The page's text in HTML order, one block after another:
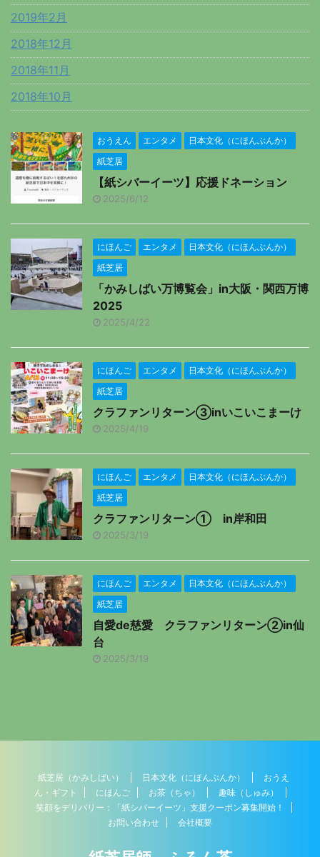
2019年2月
2018年12月
2018年11月
2018年10月
おうえん エンタメ
日本文化（にほんぶんか）
紙芝居
【紙シバーイーツ】応援ドネーション
2025/6/12
にほんご エンタメ
日本文化（にほんぶんか）
紙芝居
「かみしばい万博覧会」in大阪・関西万博
2025
2025/4/22
にほんご エンタメ
日本文化（にほんぶんか）
紙芝居
クラファンリターン③inいこいこまーけ
2025/4/19
にほんご エンタメ
日本文化（にほんぶんか）
紙芝居
クラファンリターン① in岸和田
2025/3/19
にほんご エンタメ
日本文化（にほんぶんか）
紙芝居
自愛de慈愛 クラファンリターン②in仙
台
2025/3/19
紙芝居（かみしばい） 日本文化（にほんぶんか）
おうえ
ん・ギフト
にほんご お茶（ちゃ）
趣味（しゅみ）
笑顔をデリバリー：「紙シバーイーツ」支援クーポン募集開始！
お問い合わせ
会社概要